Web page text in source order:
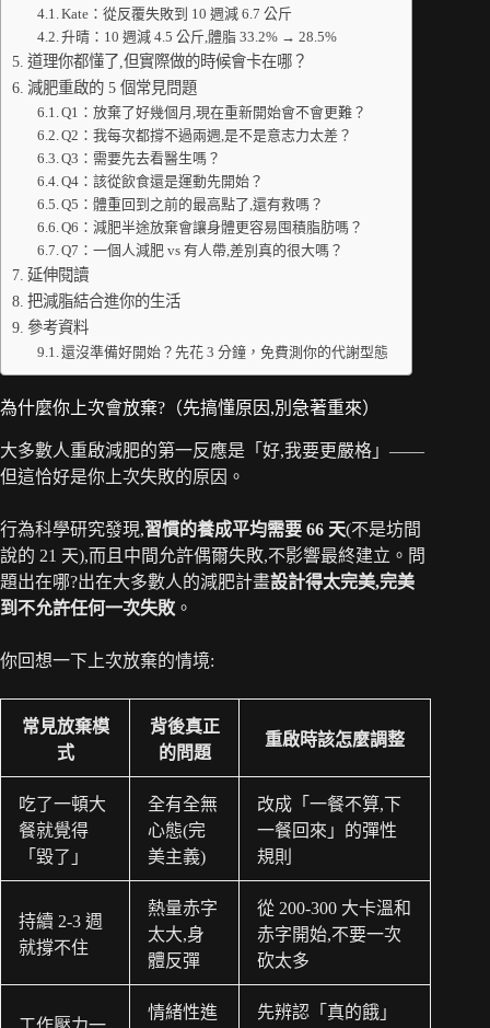
Kate：從反覆失敗到 10 週減 6.7 公斤
升晴：10 週減 4.5 公斤,體脂 33.2% → 28.5%
道理你都懂了,但實際做的時候會卡在哪？
減肥重啟的 5 個常見問題
Q1：放棄了好幾個月,現在重新開始會不會更難？
Q2：我每次都撐不過兩週,是不是意志力太差？
Q3：需要先去看醫生嗎？
Q4：該從飲食還是運動先開始？
Q5：體重回到之前的最高點了,還有救嗎？
Q6：減肥半途放棄會讓身體更容易囤積脂肪嗎？
Q7：一個人減肥 vs 有人帶,差別真的很大嗎？
延伸閱讀
把減脂結合進你的生活
參考資料
還沒準備好開始？先花 3 分鐘，免費測你的代謝型態
為什麼你上次會放棄?（先搞懂原因,別急著重來）
大多數人重啟減肥的第一反應是「好,我要更嚴格」——
但這恰好是你上次失敗的原因。
行為科學研究發現,習慣的養成平均需要 66 天(不是坊間
說的 21 天),而且中間允許偶爾失敗,不影響最終建立。問
題出在哪?出在大多數人的減肥計畫設計得太完美,完美
到不允許任何一次失敗 。
你回想一下上次放棄的情境:
常見放棄模
式
背後真正
的問題
重啟時該怎麼調整
吃了一頓大
餐就覺得
「毀了」
全有全無
心態(完
美主義)
改成「一餐不算,下
一餐回來」的彈性
規則
持續 2-3 週
就撐不住
熱量赤字
太大,身
體反彈
從 200-300 大卡溫和
赤字開始,不要一次
砍太多
情緒性進 先辨認「真的餓」